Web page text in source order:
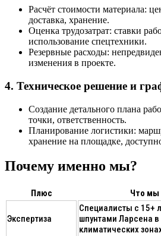
Расчёт стоимости материала:
доставка, хранение.
Оценка трудозатрат: ставки
использование спецтехники.
Резервные расходы:
изменения в проекте.
4. Техническое решение и
Создание детального плана
точки, ответственность.
Планирование логистики:
хранение на площадке,
Почему именно мы?
Плюс Что мы
Экспертиза
Специалисты с 15+
шпунтами Ларсена
климатических